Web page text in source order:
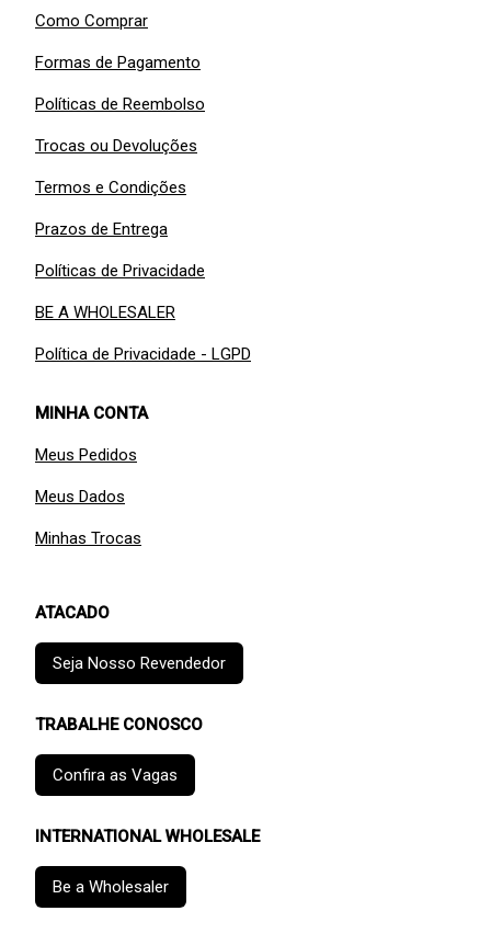
Como Comprar
Formas de Pagamento
Políticas de Reembolso
Trocas ou Devoluções
Termos e Condições
Prazos de Entrega
Políticas de Privacidade
BE A WHOLESALER
Política de Privacidade - LGPD
MINHA CONTA
Meus Pedidos
Meus Dados
Minhas Trocas
ATACADO
Seja Nosso Revendedor
TRABALHE CONOSCO
Confira as Vagas
INTERNATIONAL WHOLESALE
Be a Wholesaler